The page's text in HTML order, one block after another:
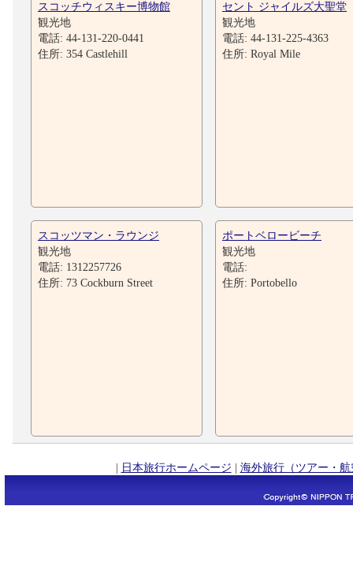
スコッチウィスキー博物館
観光地
電話: 44-131-220-0441
住所: 354 Castlehill
セント ジャイルズ大聖堂
観光地
電話: 44-131-225-4363
住所: Royal Mile
スコッツマン・ラウンジ
観光地
電話: 1312257726
住所: 73 Cockburn Street
ポートベロービーチ
観光地
電話:
住所: Portobello
| 日本旅行ホームページ | 海外旅行（ツアー・航